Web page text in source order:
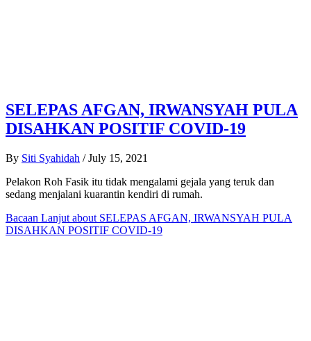
SELEPAS AFGAN, IRWANSYAH PULA
DISAHKAN POSITIF COVID-19
By Siti Syahidah / July 15, 2021
Pelakon Roh Fasik itu tidak mengalami gejala yang teruk dan
sedang menjalani kuarantin kendiri di rumah.
Bacaan Lanjut about SELEPAS AFGAN, IRWANSYAH PULA
DISAHKAN POSITIF COVID-19